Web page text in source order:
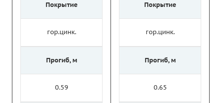
Покрытие
гор.цинк.
Прогиб, м
0.59
Покрытие
гор.цинк.
Прогиб, м
0.65